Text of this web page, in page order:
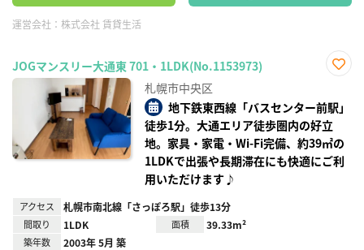
運営会社： 株式会社 賃貸生活
JOGマンスリー大通東 701・1LDK(No.1153973)
り登
録
札幌市中央区
地下鉄東西線「バスセンター前駅」
徒歩1分。大通エリア徒歩圏内の好立
地。家具・家電・Wi-Fi完備、約39㎡の
1LDKで出張や長期滞在にも快適にご利
用いただけます♪
アクセス 札幌市南北線「さっぽろ駅」徒歩13分
間取り 1LDK 面積 39.33m²
築年数 2003年 5月 築